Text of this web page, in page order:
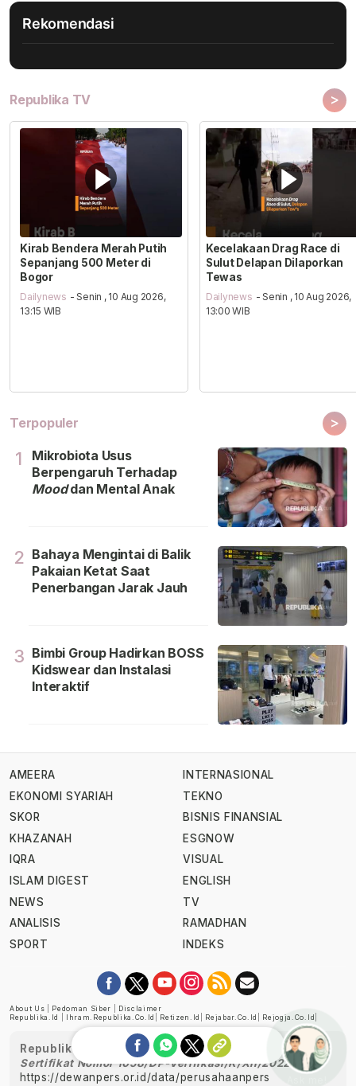
Rekomendasi
Republika TV >
Kirab Bendera Merah Putih
Sepanjang 500 Meter di
Bogor
Dailynews - Senin , 10 Aug 2026,
13:15 WIB
Kecelakaan Drag Race di
Sulut Delapan Dilaporkan
Tewas
Dailynews - Senin , 10 Aug 2026,
13:00 WIB
Terpopuler >
1
Mikrobiota Usus
Berpengaruh Terhadap
Mooddan Mental Anak
2 Bahaya Mengintai di Balik
Pakaian Ketat Saat
Penerbangan Jarak Jauh
3 Bimbi Group Hadirkan BOSS
Kidswear dan Instalasi
Interaktif
AMEERA
EKONOMI SYARIAH
SKOR
KHAZANAH
IQRA
ISLAM DIGEST
NEWS
ANALISIS
SPORT
INTERNASIONAL
TEKNO
BISNIS FINANSIAL
ESGNOW
VISUAL
ENGLISH
TV
RAMADHAN
INDEKS
About Us Pedoman Siber
Disclaimer
Republika.id
Ihram.republika.co.id Retizen.id Rejabar.co.id Rejogja.co.id
Republika telah diverifikasi oleh Dewan Pers
Sertifikat Nomor 1058/DP-Verifikasi/K/XII/2022
https://dewanpers.or.id/data/perusahaanpers